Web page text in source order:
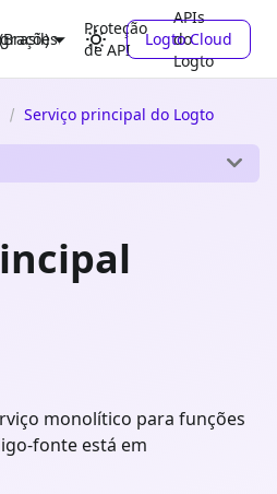
Proteção
de API
APIs
do
Logto
Logto Cloud
Serviço principal do Logto
monolítico para funções
fonte está em